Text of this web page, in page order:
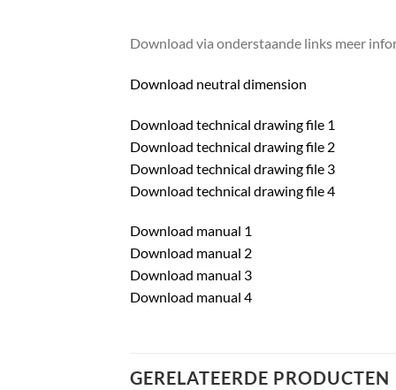
Download via onderstaande links meer
Download neutral dimension
Download technical drawing file 1
Download technical drawing file 2
Download technical drawing file 3
Download technical drawing file 4
Download manual 1
Download manual 2
Download manual 3
Download manual 4
GERELATEERDE PRODUCTEN